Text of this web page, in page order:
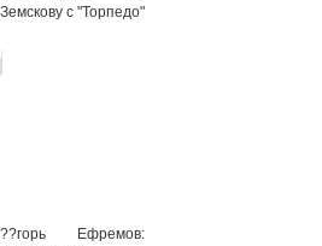
Земскову с "Торпедо"
??горь Ефремов: